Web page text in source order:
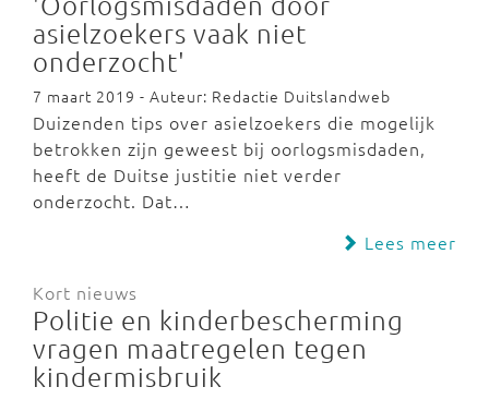
asielzoekers vaak niet
onderzocht'
7 maart 2019 - Auteur: Redactie Duitslandweb
Duizenden tips over asielzoekers die mogelijk
betrokken zijn geweest bij oorlogsmisdaden,
heeft de Duitse justitie niet verder
onderzocht. Dat…
Lees meer
Kort nieuws
Politie en kinderbescherming
vragen maatregelen tegen
kindermisbruik